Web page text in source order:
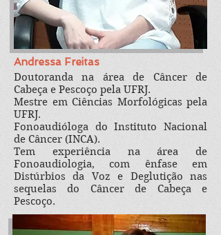
Andressa Freitas
Doutoranda na área de Câncer de
Cabeça e Pescoço pela UFRJ.
Mestre em Ciências Morfológicas pela
UFRJ.
Fonoaudióloga do Instituto Nacional
de Câncer (INCA).
Tem experiência na área de
Fonoaudiologia, com ênfase em
Distúrbios da Voz e Deglutição nas
sequelas do Câncer de Cabeça e
Pescoço.